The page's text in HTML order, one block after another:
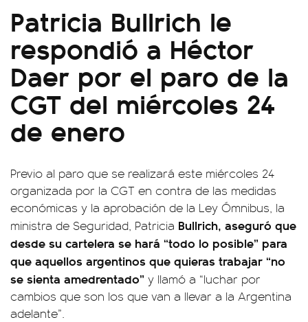
Patricia Bullrich le
respondió a Héctor
Daer por el paro de la
CGT del miércoles 24
de enero
Previo al paro que se realizará este miércoles 24
organizada por la CGT en contra de las medidas
económicas y la aprobación de la Ley Ómnibus, la
ministra de Seguridad, Patricia Bullrich, aseguró que
desde su cartelera se hará “todo lo posible” para
que aquellos argentinos que quieras trabajar “no
se sienta amedrentado” y llamó a “luchar por
cambios que son los que van a llevar a la Argentina
adelante”.